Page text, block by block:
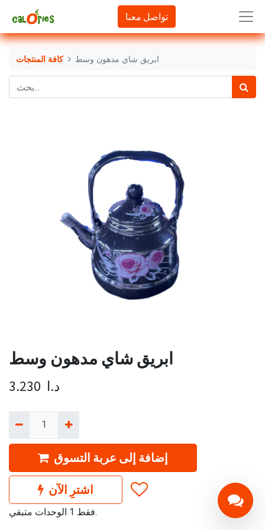
تواصل معنا
كافة المنتجات ابريق شاي مدهون وسط
ابريق شاي مدهون وسط
3.230 د.ا
إضافة إلى عربة التسوق
اشترِ الآن
فقط 1 الوحدات متبقي.